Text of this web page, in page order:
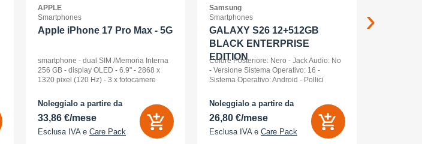
APPLE
Smartphones
Apple iPhone 17 Pro Max - 5G
smartphone - dual SIM /Memoria Interna
256 GB - display OLED - 6.9" - 2868 x
1320 pixel (120 Hz) - 3 x fotocamere
camera 18 Megapixel - arancione
cosmico
Noleggialo a partire da
33,86 €/mese
Esclusa IVA e Care Pack
Samsung
Smartphones
GALAXY S26 12+512GB
BLACK ENTERPRISE
EDITION
Colore Posteriore: Nero - Jack Audio: No
- Versione Sistema Operativo: 16 -
Sistema Operativo: Android - Pollici
- Memoria Interna (ROM): 512 GB -
Espandibile fino a: 0 GB - Dual Sim: Sì
Noleggialo a partire da
26,80 €/mese
Esclusa IVA e Care Pack